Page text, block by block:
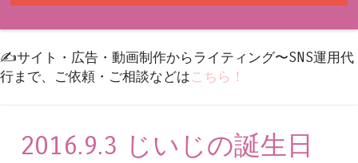
✍️サイト・広告・動画制作からライティング〜SNS運用代
行まで、ご依頼・ご相談などはこちら！
2016.9.3 じいじの誕生日